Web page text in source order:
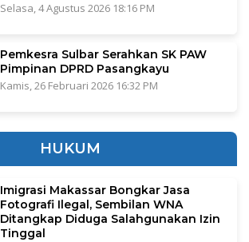
Selasa, 4 Agustus 2026 18:16 PM
Pemkesra Sulbar Serahkan SK PAW
Pimpinan DPRD Pasangkayu
Kamis, 26 Februari 2026 16:32 PM
HUKUM
Imigrasi Makassar Bongkar Jasa
Fotografi Ilegal, Sembilan WNA
Ditangkap Diduga Salahgunakan Izin
Tinggal